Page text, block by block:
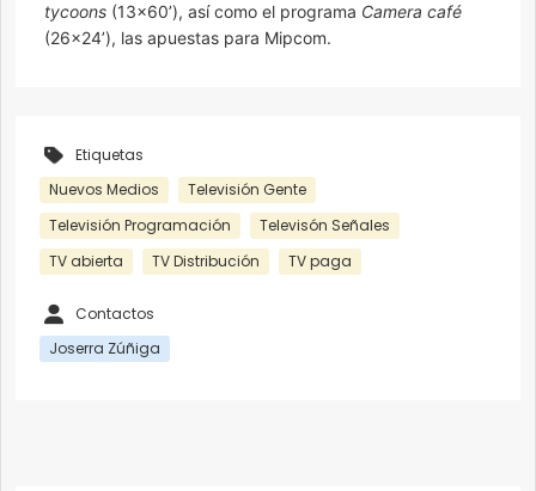
tycoons (13×60’), así como el programa Camera café
(26×24’), las apuestas para Mipcom.
Etiquetas
Nuevos Medios
Televisión Gente
Televisión Programación
Televisón Señales
TV abierta
TV Distribución TV paga
Contactos
Joserra Zúñiga